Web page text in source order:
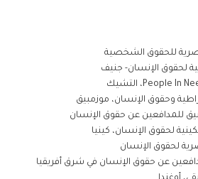
للحقوق الشخصية
لحقوق الإنسان- جنيف
People In، التشيك
وحقوق الإنسان، موزمبيق
للمدافعين عن حقوق الإنسان
لحقوق الإنسان، كينيا
لحقوق الإنسان
عن حقوق الإنسان في شرق أفريقيا